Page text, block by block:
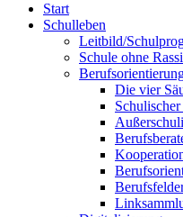
Start
Schulleben
Leitbild/
Schule ohne
Die vier